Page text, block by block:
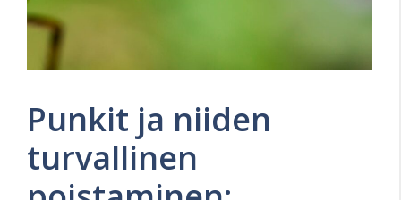
Punkit ja niiden
turvallinen